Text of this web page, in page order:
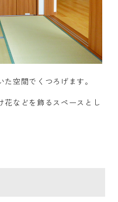
空間でくつろげます。
花などを飾るスペースとし